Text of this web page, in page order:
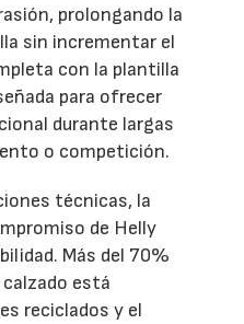
prolongando la
sin incrementar el
con la plantilla
para ofrecer
durante largas
o competición.
técnicas, la
de Helly
Más del 70%
está
reciclados y el